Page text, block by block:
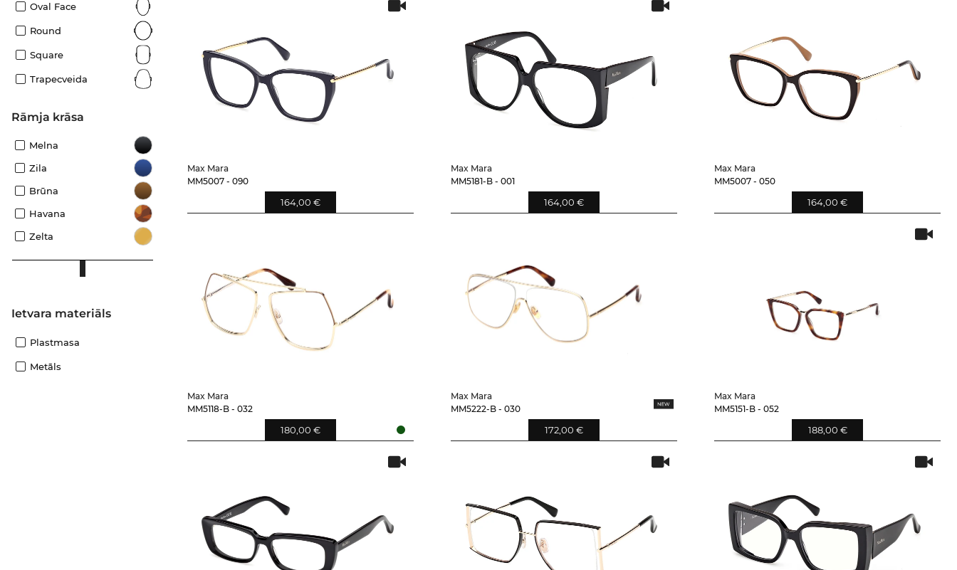
Oval Face
Round
Square
Trapecveida
Rāmja krāsa
Melna
Zila
Brūna
Havana
Zelta
Ietvara materiāls
Plastmasa
Metāls
Max Mara
MM5007 - 090
164,00 €
Max Mara
MM5181-B - 001
164,00 €
Max Mara
MM5007 - 050
164,00 €
Max Mara
MM5118-B - 032
180,00 €
Max Mara
MM5222-B - 030
172,00 €
Max Mara
MM5151-B - 052
188,00 €